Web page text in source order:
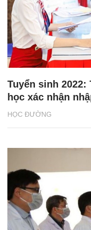
HỌC ĐƯỜNG
Tuyển sinh
học xác nhận